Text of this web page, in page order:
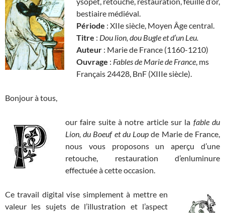
bestiaire médiéval.
Période : XIIe siècle, Moyen Âge central.
Titre : Dou lion, dou Bugle et d’un Leu.
Auteur : Marie de France (1160-1210)
Ouvrage : Fables de Marie de France, ms
Français 24428, BnF (XIIIe siècle).
Bonjour à tous,
our faire suite à notre article sur la fable du
Lion, du Boeuf et du Loup de Marie de France,
nous vous proposons un aperçu d’une
retouche, restauration d’enluminure
effectuée à cette occasion.
Ce travail digital vise simplement à mettre en
valeur les sujets de l’illustration et l’aspect